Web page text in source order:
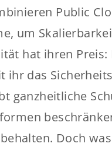
Public
um
hat ihren Preis:
ihr das
ganzheitliche
Doch